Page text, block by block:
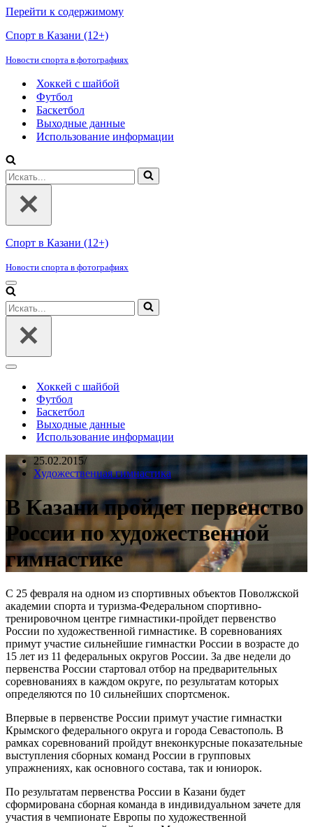
Перейти к содержимому
Спорт в Казани (12+)
Новости спорта в фотографиях
Хоккей с шайбой
Футбол
Баскетбол
Выходные данные
Использование информации
Искать...
Спорт в Казани (12+)
Новости спорта в фотографиях
Меню
навигации
Искать...
Меню
навигацииХоккей с шайбой
Футбол
Баскетбол
Выходные данные
Использование информации
25.02.2015
Художественная гимнастика
В Казани пройдет первенство
России по художественной
гимнастике
С 25 февраля на одном из спортивных объектов Поволжской
академии спорта и туризма-Федеральном спортивно-
тренировочном центре гимнастики-пройдет первенство
России по художественной гимнастике. В соревнованиях
примут участие сильнейшие гимнастки России в возрасте до
15 лет из 11 федеральных округов России. За две недели до
первенства России стартовал отбор на предварительных
соревнованиях в каждом округе, по результатам которых
определяются по 10 сильнейших спортсменок.
Впервые в первенстве России примут участие гимнастки
Крымского федерального округа и города Севастополь. В
рамках соревнований пройдут внеконкурсные показательные
выступления сборных команд России в групповых
упражнениях, как основного состава, так и юниорок.
По результатам первенства России в Казани будет
сформирована сборная команда в индивидуальном зачете для
участия в чемпионате Европы по художественной